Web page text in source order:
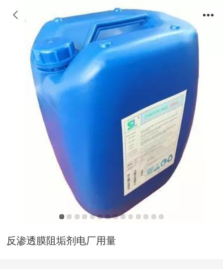
反渗透膜阻垢剂电厂用量